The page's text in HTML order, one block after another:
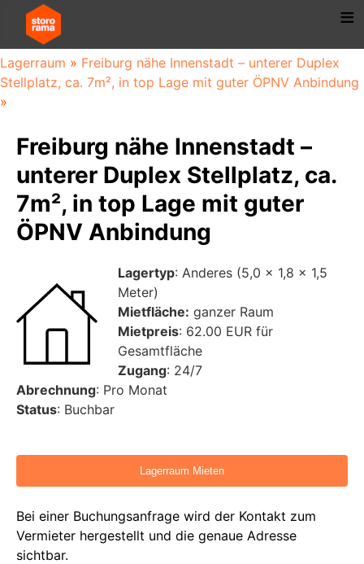
Lagerraum » Freiburg nähe Innenstadt – unterer Duplex
Stellplatz, ca. 7m², in top Lage mit guter ÖPNV Anbindung
»
Freiburg nähe Innenstadt –
unterer Duplex Stellplatz, ca.
7m², in top Lage mit guter
ÖPNV Anbindung
Lagertyp: Anderes (5,0 x 1,8 x 1,5
Meter)
Mietfläche: ganzer Raum
Mietpreis: 62.00 EUR für
Gesamtfläche
Zugang: 24/7
Abrechnung: Pro Monat
Status: Buchbar
Bei einer Buchungsanfrage wird der Kontakt zum
Vermieter hergestellt und die genaue Adresse
sichtbar.